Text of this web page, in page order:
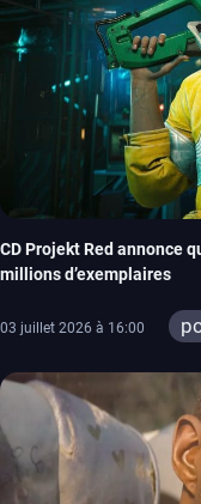
CD Projekt Red annonce
millions d’exemplaires
03 juillet 2026 à 16:00